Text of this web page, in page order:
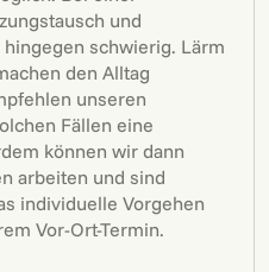
und
schwierig. Lärm
den Alltag
unseren
Fällen eine
können wir dann
arbeiten und sind
individuelle Vorgehen
Vor-Ort-Termin.